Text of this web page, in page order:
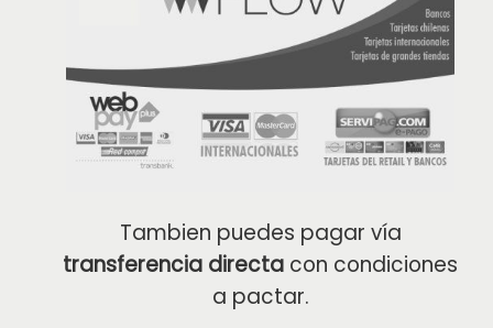
Tambien puedes pagar vía
transferencia directa con condiciones
a pactar.